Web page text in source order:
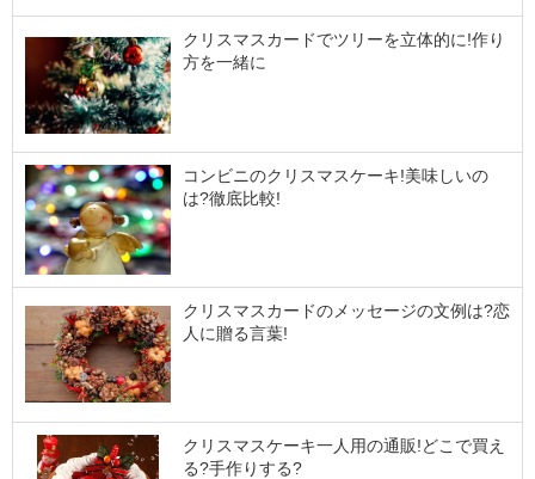
クリスマスカードでツリーを立体的に!作り
方を一緒に
コンビニのクリスマスケーキ!美味しいの
は?徹底比較!
クリスマスカードのメッセージの文例は?恋
人に贈る言葉!
クリスマスケーキ一人用の通販!どこで買え
る?手作りする?